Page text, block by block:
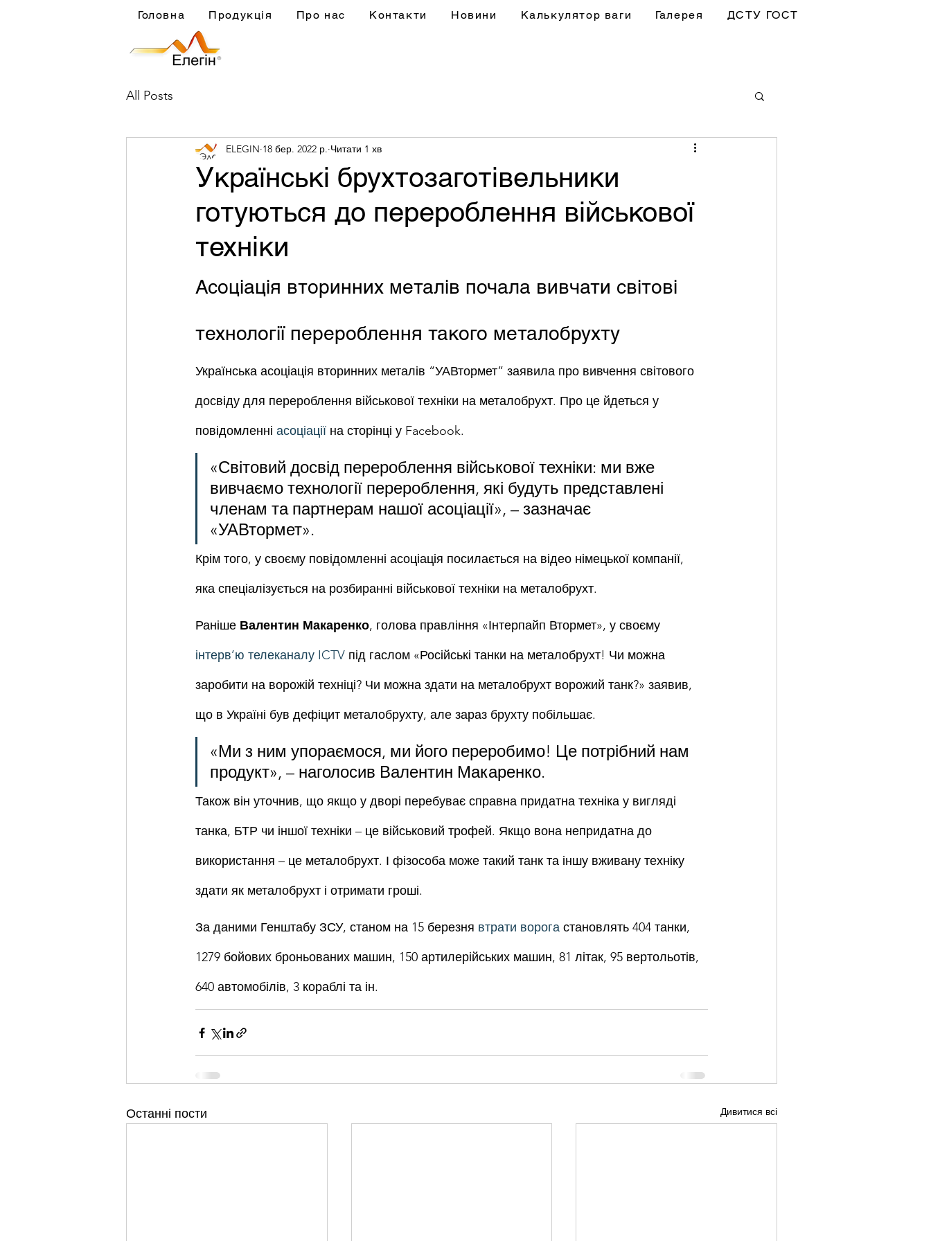
Головна Продукція Про нас Контакти Новини Калькулятор ваги Галерея ДСТУ ГОСТ
All Posts
Українські брухтозаготівельники
готуються до перероблення військової
техніки
ELEGIN 18 бер. 2022 р. Читати 1 хв
Асоціація вторинних металів почала вивчати світові
технології перероблення такого металобрухту
Українська асоціація вторинних металів “УАВтормет” заявила про вивчення світового
досвіду для перероблення військової техніки на металобрухт. Про це йдеться у
повідомленні асоціації на сторінці у Facebook.
«Світовий досвід перероблення військової техніки: ми вже
вивчаємо технології перероблення, які будуть представлені
членам та партнерам нашої асоціації», – зазначає
«УАВтормет».
Крім того, у своєму повідомленні асоціація посилається на відео німецької компанії,
яка спеціалізується на розбиранні військової техніки на металобрухт.
Раніше Валентин Макаренко, голова правління «Інтерпайп Втормет», у своєму
інтерв’ю телеканалу ICTV під гаслом «Російські танки на металобрухт! Чи можна
заробити на ворожій техніці? Чи можна здати на металобрухт ворожий танк?» заявив,
що в Україні був дефіцит металобрухту, але зараз брухту побільшає.
«Ми з ним упораємося, ми його переробимо! Це потрібний нам
продукт», – наголосив Валентин Макаренко.
Також він уточнив, що якщо у дворі перебуває справна придатна техніка у вигляді
танка, БТР чи іншої техніки – це військовий трофей. Якщо вона непридатна до
використання – це металобрухт. І фізособа може такий танк та іншу вживану техніку
здати як металобрухт і отримати гроші.
За даними Генштабу ЗСУ, станом на 15 березня втрати ворога становлять 404 танки,
1279 бойових броньованих машин, 150 артилерійських машин, 81 літак, 95 вертольотів,
640 автомобілів, 3 кораблі та ін.
Останні пости Дивитися всі